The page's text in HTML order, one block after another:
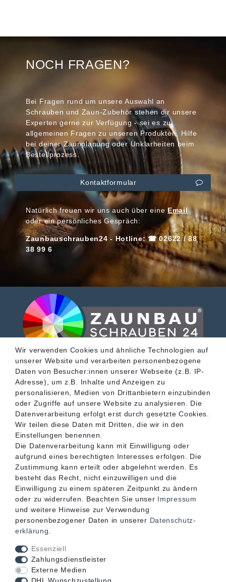
NOCH FRAGEN?
Bei Fragen rund um unsere Auswahl an
Schrauben und Zaun-Zubehör stehen dir unsere
Experten gerne zur Verfügung - sei es zu
allgemeinen Fragen zu unseren Produkten, Hilfe
bei deiner Zaunplanung oder Unklarheiten beim
Bestellprozess.
Kontaktformular
Natürlich freuen wir uns auch über eineEmail
oder ein persönliches Gespräch:
Zaunbauschrauben24 - Hotline: ☎ 02622 / 88
38 99 6
SERVICE
INFORMATIONEN
KONTAKT
Wir verwenden Cookies und ähnliche Technologien auf
unserer Website und verarbeiten personenbezogene
Daten von Besucher:innen unserer Webseite (z.B. IP-
Adresse), um z.B. Inhalte und Anzeigen zu
personalisieren, Medien von Drittanbietern einzubinden
oder Zugriffe auf unsere Website zu analysieren. Die
Datenverarbeitung erfolgt erst durch gesetzte Cookies.
Wir teilen diese Daten mit Dritten, die wir in den
Einstellungen benennen.
Die Datenverarbeitung kann mit Einwilligung oder
aufgrund eines berechtigten Interesses erfolgen. Die
Zustimmung kann erteilt oder abgelehnt werden. Es
besteht das Recht, nicht einzuwilligen und die
Einwilligung zu einem späteren Zeitpunkt zu ändern
oder zu widerrufen. Beachten Sie unser Impressum
und weitere Hinweise zur Verwendung
personenbezogener Daten in unserer Daten­schutz­
erklärung
Essenziell
Zahlungsdienstleister
Externe Medien